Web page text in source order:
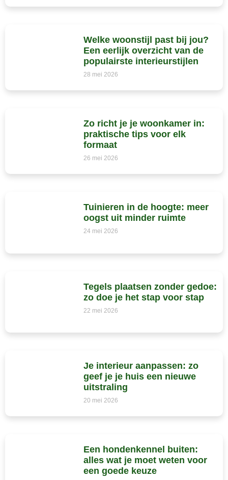
Welke woonstijl past bij jou?
Een eerlijk overzicht van de
populairste interieurstijlen
28 mei 2026
Zo richt je je woonkamer in:
praktische tips voor elk
formaat
26 mei 2026
Tuinieren in de hoogte: meer
oogst uit minder ruimte
24 mei 2026
Tegels plaatsen zonder gedoe:
zo doe je het stap voor stap
22 mei 2026
Je interieur aanpassen: zo
geef je je huis een nieuwe
uitstraling
20 mei 2026
Een hondenkennel buiten:
alles wat je moet weten voor
een goede keuze